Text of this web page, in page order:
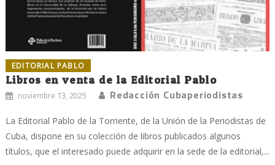
EDITORIAL PABLO
Libros en venta de la Editorial Pablo
noviembre 13, 2025 Redacción Cubaperiodistas
La Editorial Pablo de la Torriente, de la Unión de la Periodistas de
Cuba, dispone en su colección de libros publicados algunos
títulos, que el interesado puede adquirir en la sede de la editorial,...